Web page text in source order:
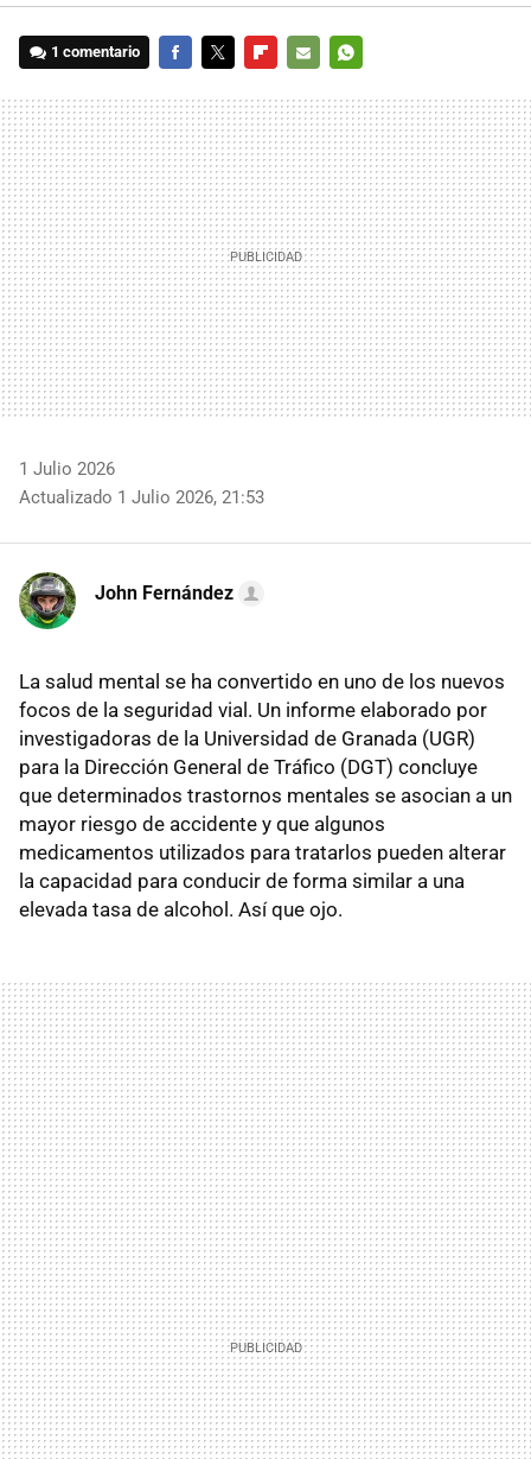
1 comentario
MAIL
1 Julio 2026
Actualizado 1 Julio 2026, 21:53
John Fernández
La salud mental se ha convertido en uno de los nuevos
focos de la seguridad vial. Un informe elaborado por
investigadoras de la Universidad de Granada (UGR)
para la Dirección General de Tráfico (DGT) concluye
que determinados trastornos mentales se asocian a un
mayor riesgo de accidente y que algunos
medicamentos utilizados para tratarlos pueden alterar
la capacidad para conducir de forma similar a una
elevada tasa de alcohol. Así que ojo.